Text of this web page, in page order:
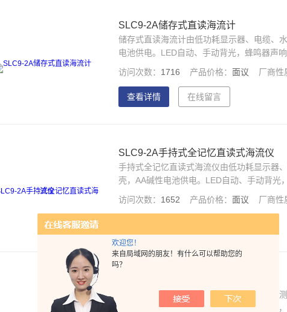
欢迎您！
来自局域网的朋友！有什么可以帮助您的
吗？
SLC9-2A储存式直读海流计
储存式直读海流计由低功耗显示器、电缆、
电池供电。LED自动、手动背光，蜂鸣器声
访问次数： 1716 产品价格：面议 厂商性
查看详情 在线留言
SLC9-2A手持式全记忆直读式海流仪
手持式全记忆直读式海流仪由低功耗显示器
壳，AA碱性电池供电。LED自动、手动背光
访问次数： 1652 产品价格：面议 厂商性
海洋海流仪由低功耗显示器、电缆、水下探
电。LED自动、手动背光，蜂鸣器声响提示